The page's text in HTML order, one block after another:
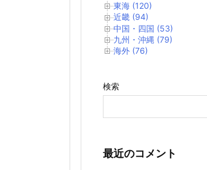
東海 (120)
近畿 (94)
中国・四国 (53)
九州・沖縄 (79)
海外 (76)
検索
最近のコメント